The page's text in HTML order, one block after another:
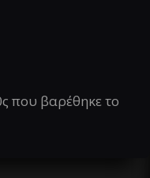
που βαρέθηκε το